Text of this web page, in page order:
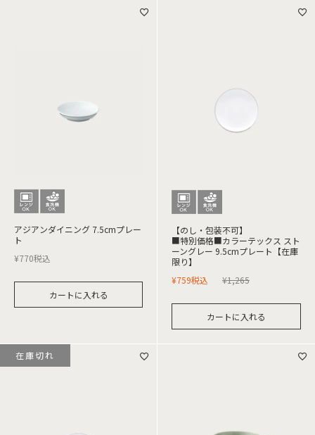
アジアンダイニング 7.5cmプレー
ト
¥770税込
カートに入れる
【のし・包装不可】
■特別価格■カラーテックス スト
ーングレー 9.5cmプレート【在庫
限り】
¥1,265
¥759税込
カートに入れる
在庫切れ